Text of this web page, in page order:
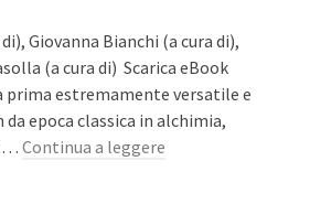
Giovanna Bianchi (a cura di),
(a cura di) Scarica eBook
prima estremamente versatile e
epoca classica in alchimia,
… Continua a leggere